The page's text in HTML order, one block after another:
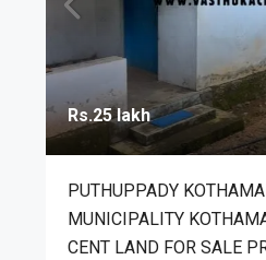
Rs.25 lakh
PUTHUPPADY
MUNICIPALITY
CENT LAND FOR SALE